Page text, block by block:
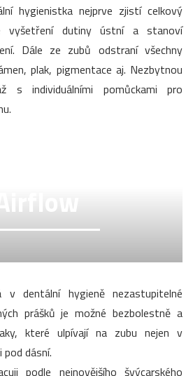
hygienistka nejprve zjistí celkový
vyšetření dutiny ústní a stanoví
Dále ze zubů odstraní všechny
plak, pigmentace aj. Nezbytnou
s individuálními pomůckami pro
v dentální hygieně nezastupitelné
prášků je možné bezbolestně a
které ulpívají na zubu nejen v
dásní.
podle nejnovějšího švýcarského